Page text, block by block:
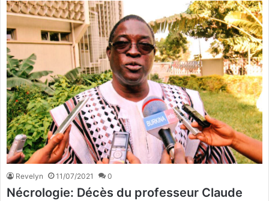
Revelyn 11/07/2021 0
Nécrologie: Décès du professeur Claude